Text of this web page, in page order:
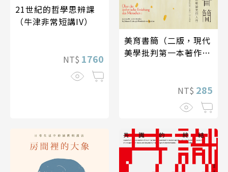
21世紀的哲學思辨課
（牛津非常短講IV）
NT$ 1760
美育書簡（二版，現代
美學批判第一本著作，
NT$ 285